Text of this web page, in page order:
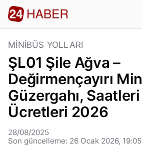
MINIBÜS YOLLARI
ŞL01 Şile Ağva –
Değirmençayırı
Güzergahı,
Ücretleri 2026
28/08/2025
Son güncelleme: 26 Ocak 2026, 19:05